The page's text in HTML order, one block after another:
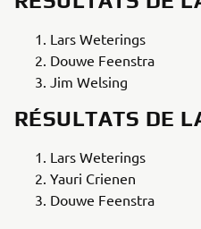
Lars Weterings
Douwe Feenstra
Jim Welsing
RÉSULTATS DE
Lars Weterings
Yauri Crienen
Douwe Feenstra